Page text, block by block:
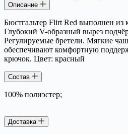
Описание
Бюстгальтер Flirt Red выполнен из
Глубокий V-образный вырез
Регулируемые бретели. Мягкие
обеспечивают комфортную
крючок. Цвет: красный
Состав
100% полиэстер;
Доставка